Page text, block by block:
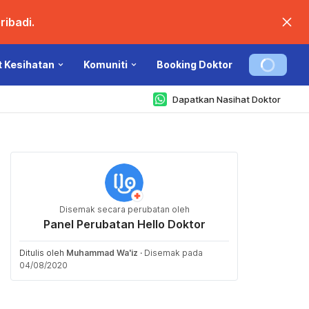
Kesihatan Komuniti Booking Doktor
Dapatkan Nasihat Doktor
Disemak secara perubatan oleh
Panel Perubatan Hello Doktor
Ditulis oleh Muhammad Wa'iz · Disemak pada
04/08/2020